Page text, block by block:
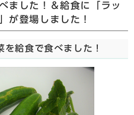
ました！＆給食に「ラッ
が登場しました！
を給食で食べました！